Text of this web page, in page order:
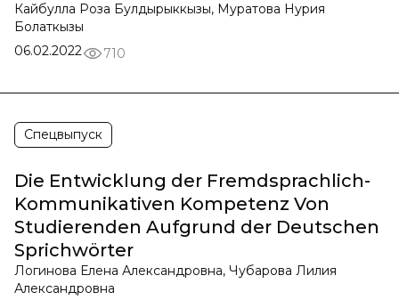
Кайбулла Роза Булдырыккызы, Муратова Нурия
Болаткызы
06.02.2022
710
Спецвыпуск
Die Entwicklung der Fremdsprachlich-
Kommunikativen Kompetenz Von
Studierenden Aufgrund der Deutschen
Sprichwörter
Логинова Елена Александровна, Чубарова Лилия
Александровна